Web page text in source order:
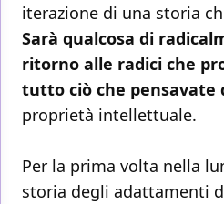
iterazione di una storia
Sarà qualcosa di
ritorno alle radici che
tutto ciò che pensavate
proprietà intellettuale.
Per la prima volta nella
storia degli adattamenti